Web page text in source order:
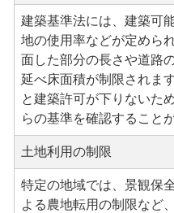
建築基準法には、建築可
地の使用率などが定めら
面した部分の長さや道路
延べ床面積が制限されま
と建築許可が下りないた
らの基準を確認すること
土地利用の制限
特定の地域では、景観保
よる農地転用の制限など